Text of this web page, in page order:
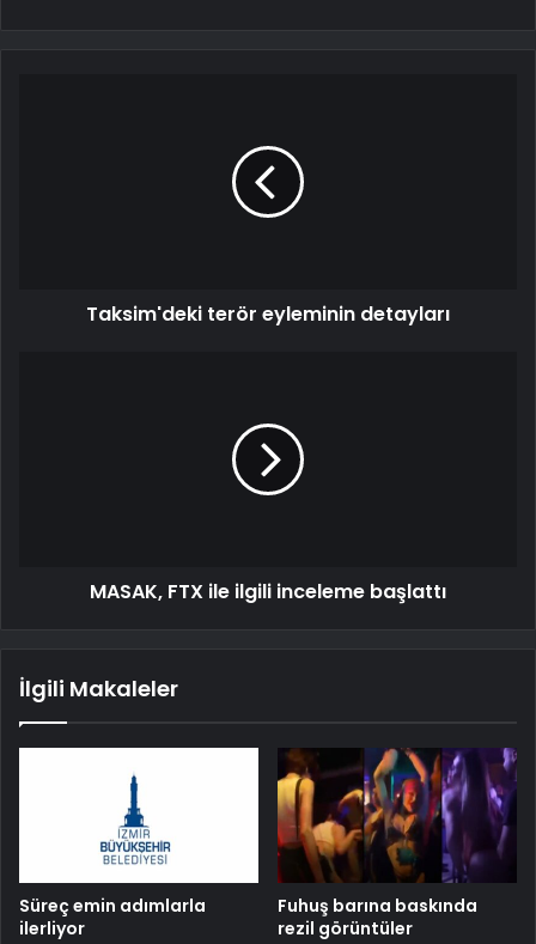
Taksim'deki terör eyleminin detayları
MASAK, FTX ile ilgili inceleme başlattı
İlgili Makaleler
Süreç emin adımlarla
ilerliyor
Fuhuş barına baskında
rezil görüntüler